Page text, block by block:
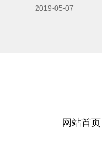
2019-05-07
网站首页